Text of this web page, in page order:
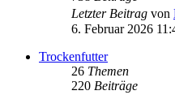
Letzter Beitrag von
6. Februar 2026
Trockenfutter
26 Themen
220 Beiträge